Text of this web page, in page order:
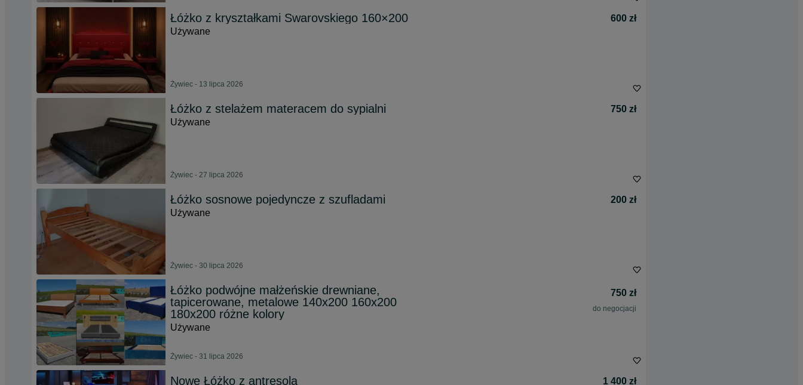
Łóżko z kryształkami Swarovskiego 160×200
600 zł
Używane
Żywiec - 13 lipca 2026
Łóżko z stelażem materacem do sypialni
750 zł
Używane
Żywiec - 27 lipca 2026
Łóżko sosnowe pojedyncze z szufladami
200 zł
Używane
Żywiec - 30 lipca 2026
Łóżko podwójne małżeńskie drewniane,
tapicerowane, metalowe 140x200 160x200
180x200 różne kolory
750 zł
do negocjacji
Używane
Żywiec - 31 lipca 2026
Nowe Łóżko z antresola 1 400 zł